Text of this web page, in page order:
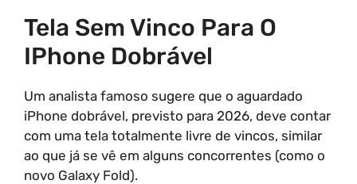
Tela Sem Vinco Para O
IPhone Dobrável
Um analista famoso sugere que o aguardado
iPhone dobrável, previsto para 2026, deve contar
com uma tela totalmente livre de vincos, similar
ao que já se vê em alguns concorrentes (como o
novo Galaxy Fold).